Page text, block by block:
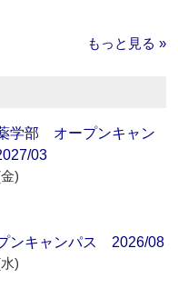
もっと見る »
学部 オープンキャン
03
)
ンキャンパス 2026/08
)